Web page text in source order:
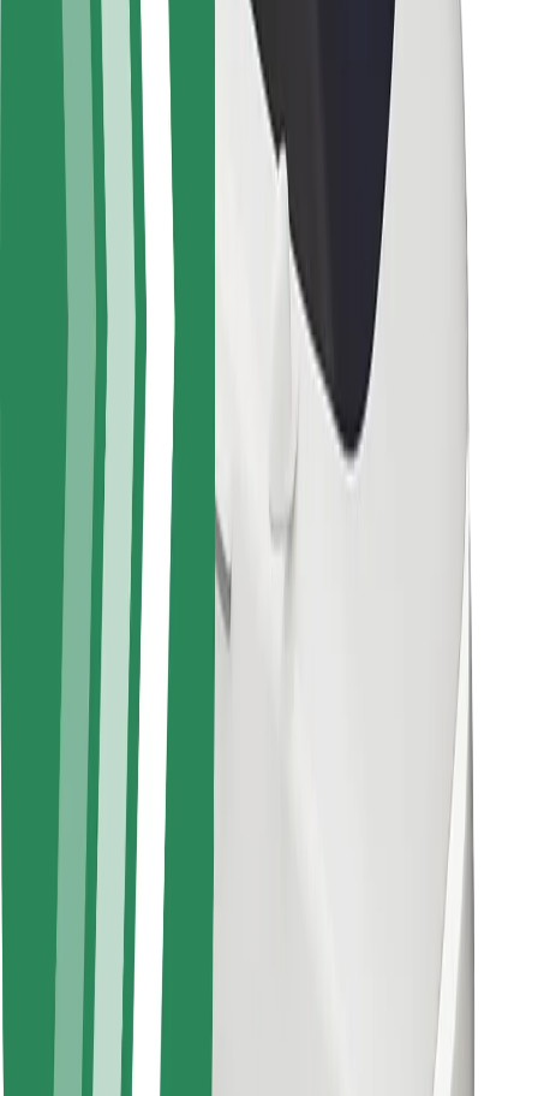
Sürücü təhlükəsizliyi
Skuter təhlükəsizliyi
Təhlükəsizlik Laboratoriyası
Şəhərlər
Məkanlar
Şəhər mühiti üçün həllər
Hava limanları
Bolt enerji doldurma stansiyaları
Sərnişinlər üçün
Sürücülər üçün
Kuryerlər üçün
Bolt Food
Avtopark sahibləri üçün
Restoranlar üçün
Biznes üçün Bolt
Təchizatçılar
Qaydalar və Şərtlər
Kukilər
Təhlükəsizlik
Dəqiqələr ərzində gediş əldə et!
Sevdiyiniz yeməyi tapın!
Bolt Food tətbiqini endir